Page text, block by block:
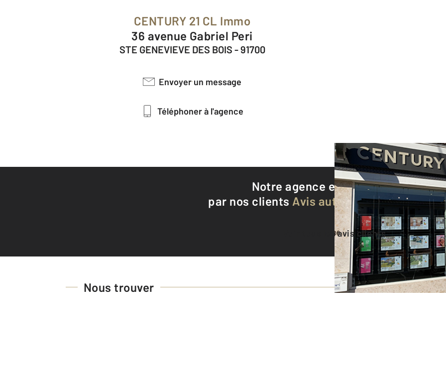
CENTURY 21 CL Immo
36 avenue Gabriel Peri
STE GENEVIEVE DES BOIS - 91700
Envoyer un message
Téléphoner à l'agence
Notre agence est notée9,4/10
par nos clients Avis authentifiés par
Voir tous les avis clients
Nous trouver